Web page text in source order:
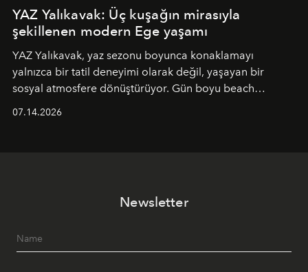
YAZ Yalıkavak: Üç kuşağın mirasıyla
şekillenen modern Ege yaşamı
YAZ Yalıkavak, yaz sezonu boyunca konaklamayı
yalnızca bir tatil deneyimi olarak değil, yaşayan bir
sosyal atmosfere dönüştürüyor. Gün boyu beach
geceye taşıyarak her hafta farklı bir deneyim sunuyor.
07.14.2026
Newsletter